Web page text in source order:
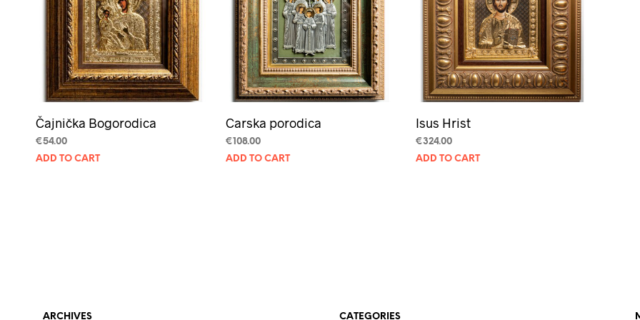
Čajnička Bogorodica
€54.00
ADD TO CART
Carska porodica
€108.00
ADD TO CART
Isus Hrist
€324.00
ADD TO CART
ARCHIVES CATEGORIES